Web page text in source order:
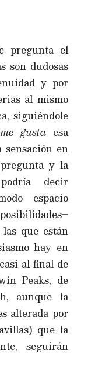
pregunta el
son dudosas
y por
al mismo
siguiéndole
me gusta esa
en
y la
decir
espacio
que están
hay en
al final de
Peaks, de
aunque la
alterada por
que la
seguirán